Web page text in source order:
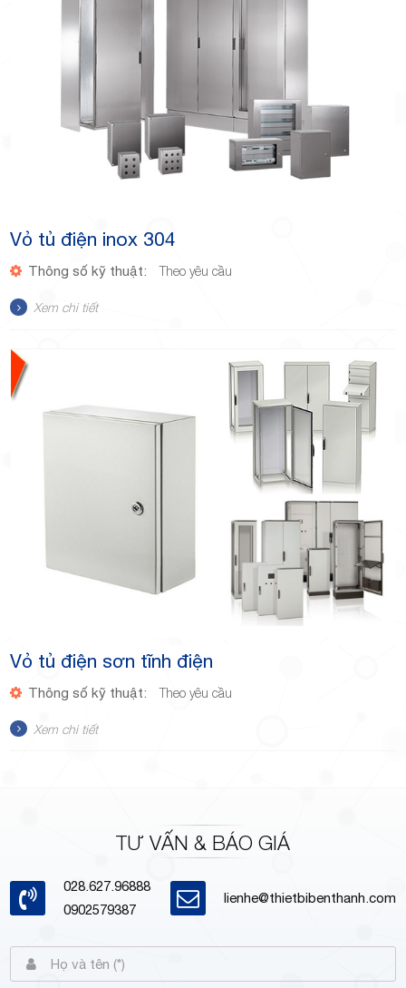
Vỏ tủ điện inox 304
Thông số kỹ thuật: Theo yêu cầu
Xem chi tiết
Vỏ tủ điện sơn tĩnh điện
Thông số kỹ thuật: Theo yêu cầu
Xem chi tiết
TƯ VẤN & BÁO GIÁ
028.627.96888
0902579387
lienhe@thietbibenthanh.com